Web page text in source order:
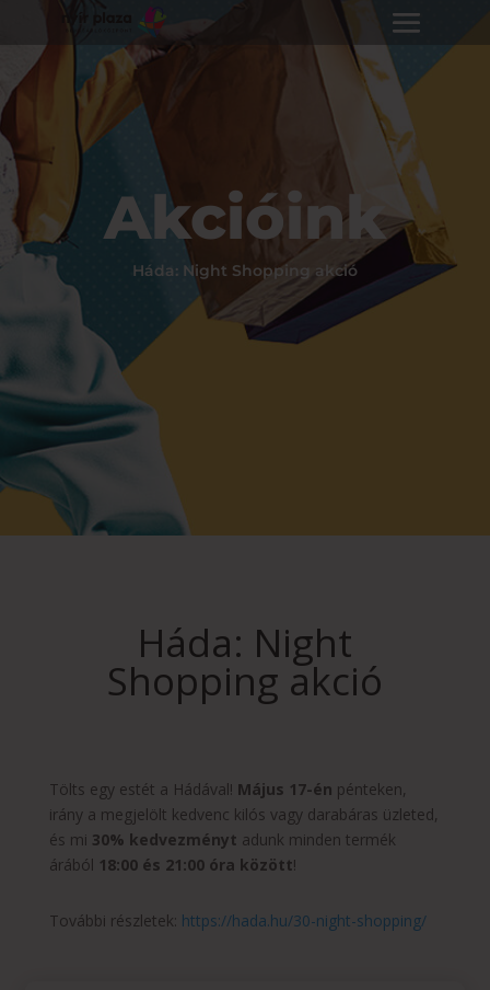
Akcióink
Háda: Night Shopping akció
Háda: Night
Shopping akció
Tölts egy estét a Hádával! Május 17-én pénteken,
irány a megjelölt kedvenc kilós vagy darabáras üzleted,
és mi 30% kedvezményt adunk minden termék
árából 18:00 és 21:00 óra között!
További részletek: https://hada.hu/30-night-shopping/